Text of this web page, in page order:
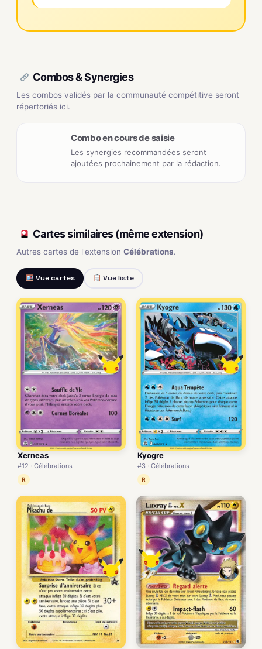
Combos & Synergies
Les combos validés par la communauté compétitive seront
répertoriés ici.
Combo en cours de saisie
Les synergies recommandées seront
ajoutées prochainement par la rédaction.
Cartes similaires (même extension)
Autres cartes de l'extension Célébrations.
Vue cartes Vue liste
Xerneas
#12 · Célébrations
R
Kyogre
#3 · Célébrations
R